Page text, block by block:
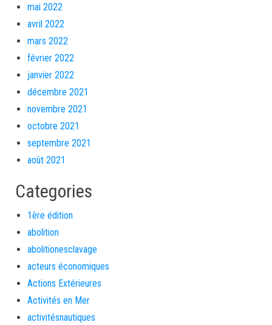
mai 2022
avril 2022
mars 2022
février 2022
janvier 2022
décembre 2021
novembre 2021
octobre 2021
septembre 2021
août 2021
Categories
1ère édition
abolition
abolitionesclavage
acteurs économiques
Actions Extérieures
Activités en Mer
activitésnautiques